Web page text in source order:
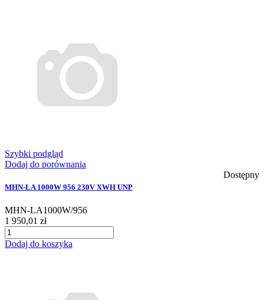
Szybki podgląd
Dodaj do porównania
Dostępny
MHN-LA 1000W 956 230V XWH UNP
MHN-LA1000W/956
1 950,01 zł
Dodaj do koszyka